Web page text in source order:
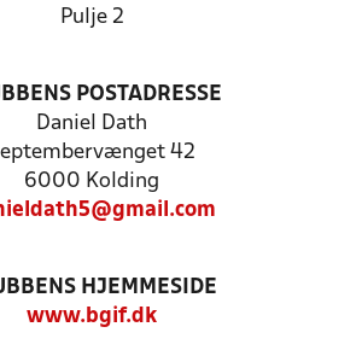
Pulje 2
POSTADRESSE
Daniel Dath
42
6000 Kolding
HJEMMESIDE
www.bgif.dk